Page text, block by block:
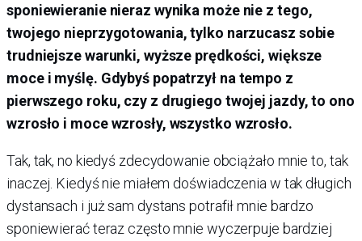
sponiewieranie nieraz wynika może nie z tego,
twojego nieprzygotowania, tylko narzucasz sobie
trudniejsze warunki, wyższe prędkości, większe
moce i myślę. Gdybyś popatrzył na tempo z
pierwszego roku, czy z drugiego twojej jazdy, to ono
wzrosło i moce wzrosły, wszystko wzrosło.
Tak, tak, no kiedyś zdecydowanie obciążało mnie to, tak
inaczej. Kiedyś nie miałem doświadczenia w tak długich
dystansach i już sam dystans potrafił mnie bardzo
sponiewierać teraz często mnie wyczerpuje bardziej